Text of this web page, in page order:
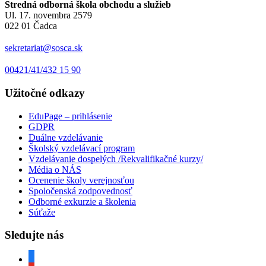
Stredná odborná škola obchodu a služieb
Ul. 17. novembra 2579
022 01 Čadca
sekretariat@sosca.sk
00421/41/432 15 90
Užitočné odkazy
EduPage – prihlásenie
GDPR
Duálne vzdelávanie
Školský vzdelávací program
Vzdelávanie dospelých /Rekvalifikačné kurzy/
Média o NÁS
Ocenenie školy verejnosťou
Spoločenská zodpovednosť
Odborné exkurzie a školenia
Súťaže
Sledujte nás